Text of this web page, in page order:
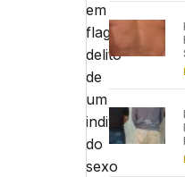
em
flagrante
delito
de
um
indivíduo
do
sexo